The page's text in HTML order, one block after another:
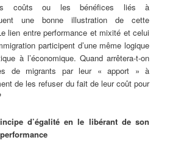
coûts ou les bénéfices liés à
une bonne illustration de cette
lien entre performance et mixité et celui
participent d’une même logique
à l’économique. Quand arrêtera-t-on
de migrants par leur « apport » à
de les refuser du fait de leur coût pour
d’égalité en le libérant de son